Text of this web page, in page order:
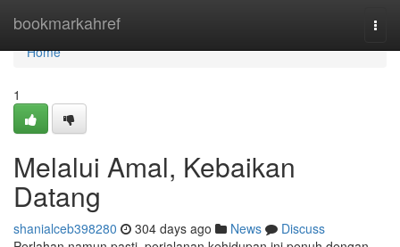
bookmarkahref
Home
Home
1
Melalui Amal, Kebaikan
Datang
shanialceb398280 304 days ago News
Discuss